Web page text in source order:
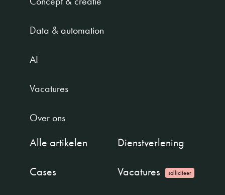
Data & automation
AI
Vacatures
Over ons
Alle artikelen
Dienstverlening
Cases
Vacatures solliciteer